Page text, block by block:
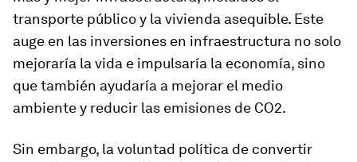
transporte público y la vivienda asequible. Este
auge en las inversiones en infraestructura no solo
mejoraría la vida e impulsaría la economía, sino
que también ayudaría a mejorar el medio
ambiente y reducir las emisiones de CO2.
Sin embargo, la voluntad política de convertir